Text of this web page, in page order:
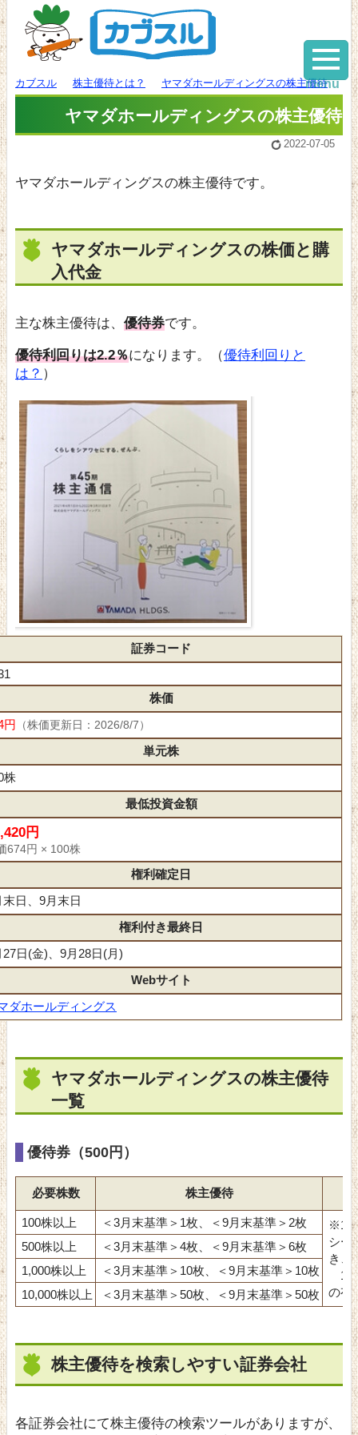
カブスル 株主優待とは？ ヤマダホールディングスの株主優待
ヤマダホールディングスの株主優待
2022-07-05
ヤマダホールディングスの株主優待です。
ヤマダホールディングスの株価と購
入代金
主な株主優待は、 優待券です。
優待利回りは2.2％になります。（優待利回りと
は？ ）
証券コード
株価
円 （株価更新日：2026/8/7）
単元株
株
最低投資金額
円
674円 × 100株
権利確定日
末日、9月末日
権利付き最終日
27日(金)、9月28日(月)
Webサイト
ダホールディングス
ヤマダホールディングスの株主優待
一覧
優待券（500円）
必要株数 株主優待
100株以上 ＜3月末基準＞1枚、＜9月末基準＞2枚
※1
シー
き、
1回
の有
500株以上
＜3月末基準＞4枚、＜9月末基準＞6枚
1,000株以上
＜3月末基準＞10枚、＜9月末基準＞10枚
10,000株以上
＜3月末基準＞50枚、＜9月末基準＞50枚
株主優待を検索しやすい証券会社
各証券会社にて株主優待の検索ツールがありますが、
menu